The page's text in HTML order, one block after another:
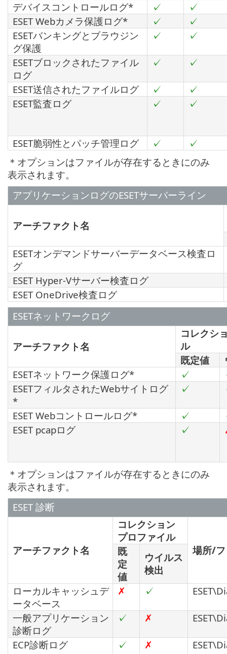
デバイスコントロールログ* ✓
✓
ESET Webカメラ保護ログ*
✓
✓
ESETバンキングとブラウジン
グ保護
✓ ✓
ESETブロックされたファイル
ログ
✓ ✓
ESET送信されたファイルログ ✓
✓
ESET監査ログ
✓ ✓
ESET脆弱性とパッチ管理ログ ✓
✓
＊オプションはファイルが存在するときにのみ
表示されます。
アプリケーションログのESETサーバーライン
アーチファクト名
ESETオンデマンドサーバーデータベース検査ロ
グ
ESET Hyper-Vサーバー検査ログ
ESET OneDrive検査ログ
ESETネットワークログ
アーチファクト名
コレクシ
ル
既定値
ESETネットワーク保護ログ*
✓
ESETフィルタされたWebサイトログ
*
✓
ESET Webコントロールログ* ✓
ESET pcapログ
✓
＊オプションはファイルが存在するときにのみ
表示されます。
ESET 診断
アーチファクト名
コレクション
プロファイル
場所/
既
定
値
ウイルス
検出
ローカルキャッシュデ
ータベース
✗ ✓
一般アプリケーション
診断ログ
✓ ✗
ECP診断ログ ✓ ✗